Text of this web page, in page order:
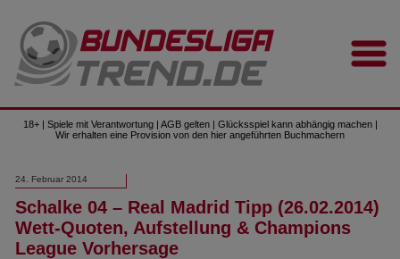
18+ | Spiele mit Verantwortung | AGB gelten | Glücksspiel kann abhängig machen |
Wir erhalten eine Provision von den hier angeführten Buchmachern
24. Februar 2014
Schalke 04 – Real Madrid Tipp (26.02.2014)
Wett-Quoten, Aufstellung & Champions
League Vorhersage